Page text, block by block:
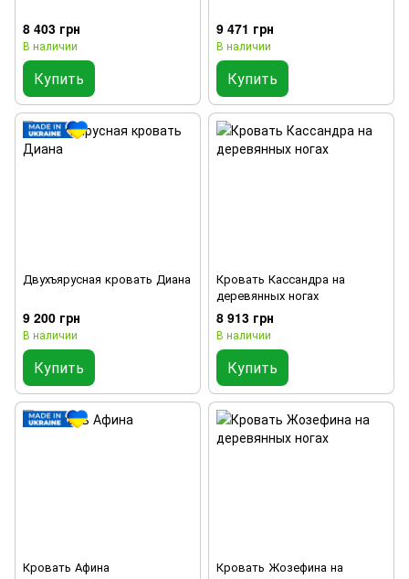
8 403 грн
В наличии
Купить
9 471 грн
В наличии
Купить
Двухъярусная кровать Диана
9 200 грн
В наличии
Купить
Кровать Кассандра на
деревянных ногах
8 913 грн
В наличии
Купить
Кровать Афина
Кровать Жозефина на